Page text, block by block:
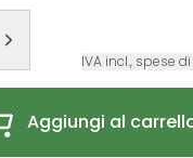
IVA incl., spese
Aggiungi al